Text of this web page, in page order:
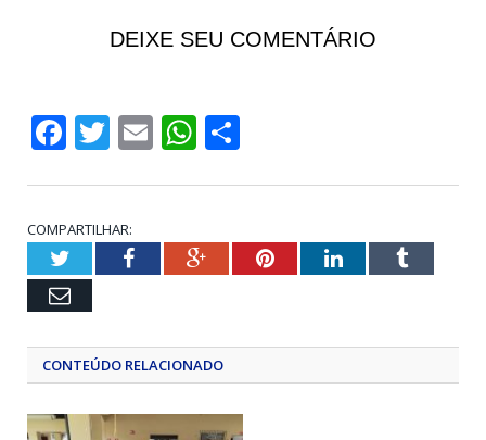
DEIXE SEU COMENTÁRIO
Facebook
Twitter
EmailWhatsApp
COMPARTILHAR:
TwitterFacebookGoogle+PinterestLinkedInTumblr
Email
CONTEÚDO RELACIONADO